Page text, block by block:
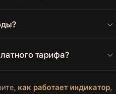
тарифа?
как работает индикатор,